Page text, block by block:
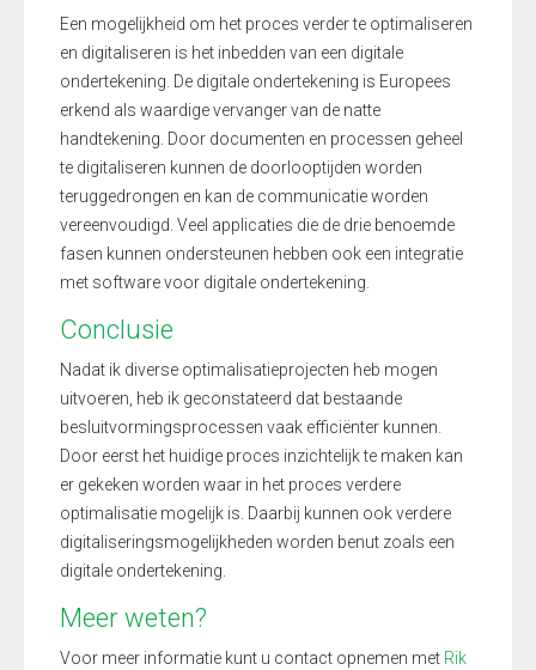
Een mogelijkheid om het proces verder te optimaliseren
en digitaliseren is het inbedden van een digitale
ondertekening. De digitale ondertekening is Europees
erkend als waardige vervanger van de natte
handtekening. Door documenten en processen geheel
te digitaliseren kunnen de doorlooptijden worden
teruggedrongen en kan de communicatie worden
vereenvoudigd. Veel applicaties die de drie benoemde
fasen kunnen ondersteunen hebben ook een integratie
met software voor digitale ondertekening.
Conclusie
Nadat ik diverse optimalisatieprojecten heb mogen
uitvoeren, heb ik geconstateerd dat bestaande
besluitvormingsprocessen vaak efficiënter kunnen.
Door eerst het huidige proces inzichtelijk te maken kan
er gekeken worden waar in het proces verdere
optimalisatie mogelijk is. Daarbij kunnen ook verdere
digitaliseringsmogelijkheden worden benut zoals een
digitale ondertekening.
Meer weten?
Voor meer informatie kunt u contact opnemen met Rik